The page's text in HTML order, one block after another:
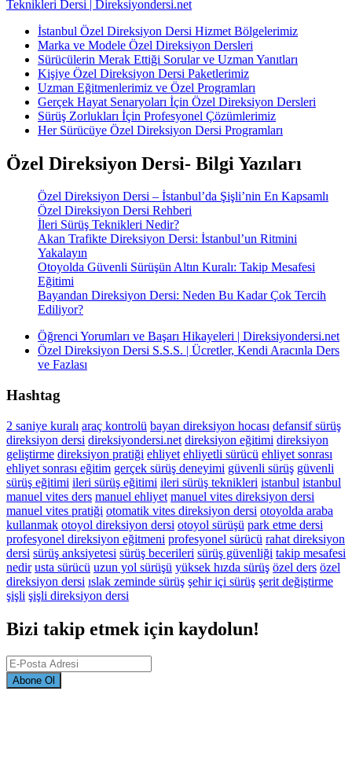
Teknikleri Dersi | Direksiyondersi.net
İstanbul Özel Direksiyon Dersi Hizmet Bölgelerimiz
Marka ve Modele Özel Direksiyon Dersleri
Sürücülerin Merak Ettiği Sorular ve Uzman Yanıtları
Kişiye Özel Direksiyon Dersi Paketlerimiz
Uzman Eğitmenlerimiz ve Özel Programları
Gerçek Hayat Senaryoları İçin Özel Direksiyon Dersleri
Sürüş Zorlukları İçin Profesyonel Çözümlerimiz
Her Sürücüye Özel Direksiyon Dersi Programları
Özel Direksiyon Dersi- Bilgi Yazıları
Özel Direksiyon Dersi – İstanbul’da Şişli’nin En Kapsamlı
Özel Direksiyon Dersi Rehberi
İleri Sürüş Teknikleri Nedir?
Akan Trafikte Direksiyon Dersi: İstanbul’un Ritmini
Yakalayın
Otoyolda Güvenli Sürüşün Altın Kuralı: Takip Mesafesi
Eğitimi
Bayandan Direksiyon Dersi: Neden Bu Kadar Çok Tercih
Ediliyor?
Öğrenci Yorumları ve Başarı Hikayeleri | Direksiyondersi.net
Özel Direksiyon Dersi S.S.S. | Ücretler, Kendi Aracınla Ders
ve Fazlası
Hashtag
2 saniye kuralı araç kontrolü bayan direksiyon hocası defansif sürüş
direksiyon dersi direksiyondersi.net direksiyon eğitimi direksiyon
geliştirme direksiyon pratiği ehliyet ehliyetli sürücü ehliyet sonrası
ehliyet sonrası eğitim gerçek sürüş deneyimi güvenli sürüş güvenli
sürüş eğitimi ileri sürüş eğitimi ileri sürüş teknikleri istanbul istanbul
manuel vites ders manuel ehliyet manuel vites direksiyon dersi
manuel vites pratiği otomatik vites direksiyon dersi otoyolda araba
kullanmak otoyol direksiyon dersi otoyol sürüşü park etme dersi
profesyonel direksiyon eğitmeni profesyonel sürücü rahat direksiyon
dersi sürüş anksiyetesi sürüş becerileri sürüş güvenliği takip mesafesi
nedir usta sürücü uzun yol sürüşü yüksek hızda sürüş özel ders özel
direksiyon dersi ıslak zeminde sürüş şehir içi sürüş şerit değiştirme
şişli şişli direksiyon dersi
Bizi takip etmek için kaydolun!
Abone Ol